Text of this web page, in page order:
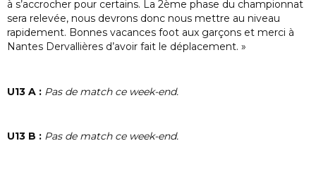
à s’accrocher pour certains. La 2ème phase du championnat
sera relevée, nous devrons donc nous mettre au niveau
rapidement. Bonnes vacances foot aux garçons et merci à
Nantes Dervallières d’avoir fait le déplacement. »
U13 A : Pas de match ce week-end.
U13 B : Pas de match ce week-end.